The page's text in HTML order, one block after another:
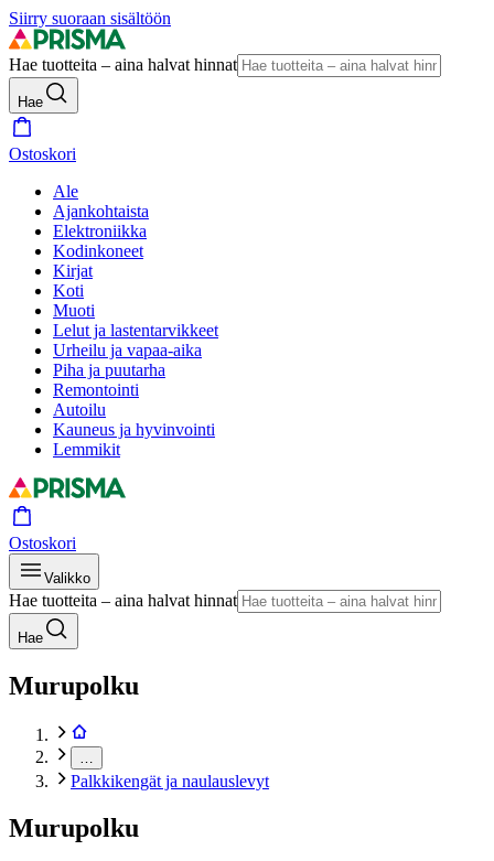
Siirry suoraan sisältöön
Hae tuotteita – aina halvat hinnat
Hae
Ostoskori
Ale
Ajankohtaista
Elektroniikka
Kodinkoneet
Kirjat
Koti
Muoti
Lelut ja lastentarvikkeet
Urheilu ja vapaa-aika
Piha ja puutarha
Remontointi
Autoilu
Kauneus ja hyvinvointi
Lemmikit
Ostoskori
Valikko
Hae tuotteita – aina halvat hinnat
Hae
Murupolku
Palkkikengät ja naulauslevyt
Murupolku